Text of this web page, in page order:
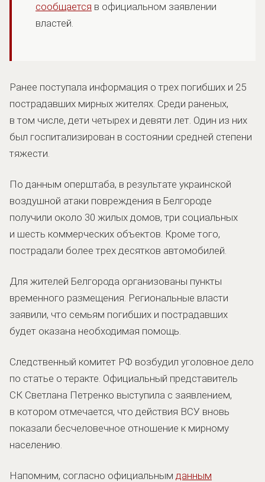
сообщается в официальном заявлении
властей.
Ранее поступала информация о трех погибших и 25
пострадавших мирных жителях. Среди раненых,
в том числе, дети четырех и девяти лет. Один из них
был госпитализирован в состоянии средней степени
тяжести.
По данным оперштаба, в результате украинской
воздушной атаки повреждения в Белгороде
получили около 30 жилых домов, три социальных
и шесть коммерческих объектов. Кроме того,
пострадали более трех десятков автомобилей.
Для жителей Белгорода организованы пункты
временного размещения. Региональные власти
заявили, что семьям погибших и пострадавших
будет оказана необходимая помощь.
Следственный комитет РФ возбудил уголовное дело
по статье о теракте. Официальный представитель
СК Светлана Петренко выступила с заявлением,
в котором отмечается, что действия ВСУ вновь
показали бесчеловечное отношение к мирному
населению.
Напомним, согласно официальным данным